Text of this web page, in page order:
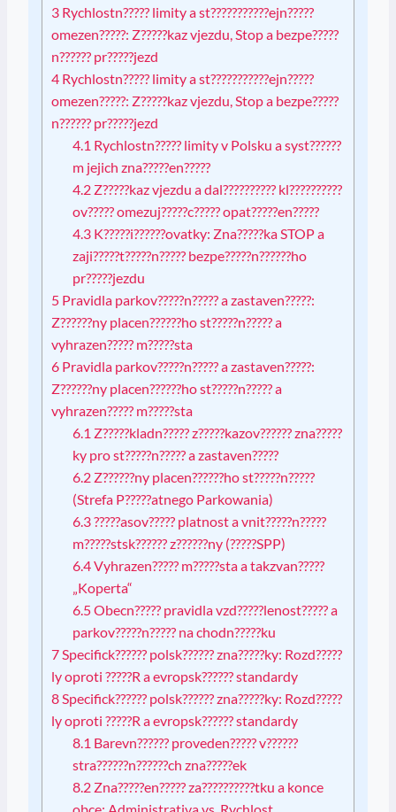
3 Rychlostn????? limity a st???????????ejn?????
omezen?????: Z?????kaz vjezdu, Stop a bezpe?????
n?????? pr?????jezd
4 Rychlostn????? limity a st???????????ejn?????
omezen?????: Z?????kaz vjezdu, Stop a bezpe?????
n?????? pr?????jezd
4.1 Rychlostn????? limity v Polsku a syst??????
m jejich zna?????en?????
4.2 Z?????kaz vjezdu a dal?????????? kl??????????
ov????? omezuj?????c????? opat?????en?????
4.3 K?????i??????ovatky: Zna?????ka STOP a
zaji?????t?????n????? bezpe?????n??????ho
pr?????jezdu
5 Pravidla parkov?????n????? a zastaven?????:
Z??????ny placen??????ho st?????n????? a
vyhrazen????? m?????sta
6 Pravidla parkov?????n????? a zastaven?????:
Z??????ny placen??????ho st?????n????? a
vyhrazen????? m?????sta
6.1 Z?????kladn????? z?????kazov?????? zna?????
ky pro st?????n????? a zastaven?????
6.2 Z??????ny placen??????ho st?????n?????
(Strefa P?????atnego Parkowania)
6.3?????asov????? platnost a vnit?????n?????
m?????stsk?????? z??????ny (?????SPP)
6.4Vyhrazen????? m?????sta a takzvan?????
„Koperta“
6.5Obecn????? pravidla vzd?????lenost????? a
parkov?????n????? na chodn?????ku
7Specifick?????? polsk?????? zna?????ky: Rozd?????
ly oproti ?????R a evropsk?????? standardy
8Specifick?????? polsk?????? zna?????ky: Rozd?????
ly oproti ?????R a evropsk?????? standardy
8.1 Barevn?????? proveden????? v??????
stra??????n??????ch zna?????ek
8.2 Zna?????en????? za??????????tku a konce